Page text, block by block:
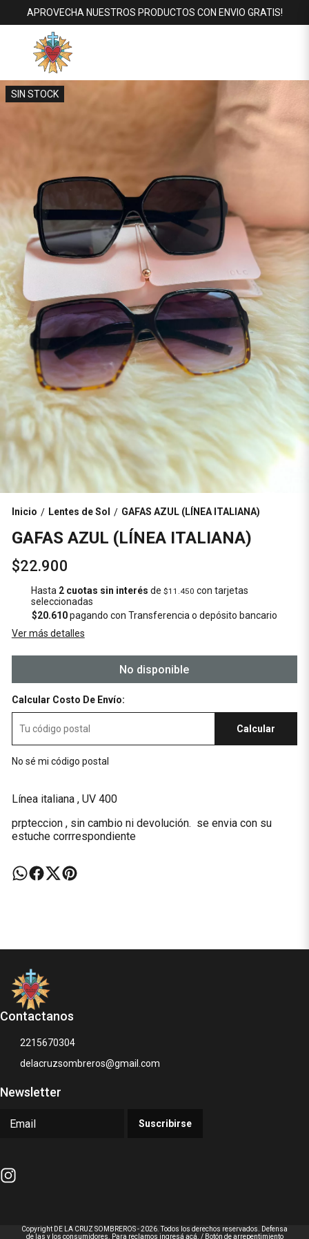
APROVECHA NUESTROS PRODUCTOS CON ENVIO GRATIS!
SIN STOCK
Inicio / Lentes de Sol / GAFAS AZUL (LÍNEA ITALIANA)
GAFAS AZUL (LÍNEA ITALIANA)
$22.900
Hasta 2 cuotas sin interés de $11.450 con tarjetas
seleccionadas
$20.610pagando con Transferencia o depósito bancario
Ver más detalles
No disponible
Calcular Costo De Envío:
Calcular
No sé mi código postal
Línea italiana , UV 400
prpteccion , sin cambio ni devolución. se envia con su
estuche corrrespondiente
Contactanos
2215670304
delacruzsombreros@gmail.com
Newsletter
Suscribirse
Copyright DE LA CRUZ SOMBREROS - 2026. Todos los derechos reservados. Defensa
de las y los consumidores. Para reclamos ingresá acá. / Botón de arrepentimiento